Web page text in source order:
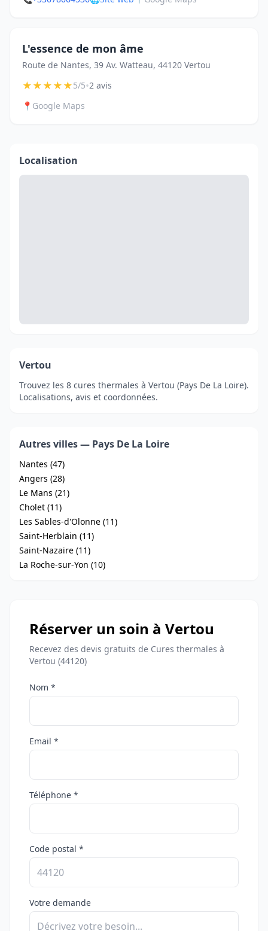
L'essence de mon âme
Route de Nantes, 39 Av. Watteau, 44120 Vertou
★★★★★5/5•2 avis
📍 Google Maps
Localisation
Vertou
Trouvez les 8 cures thermales à Vertou (Pays De La Loire).
Localisations, avis et coordonnées.
Autres villes — Pays De La Loire
Nantes (47)
Angers (28)
Le Mans (21)
Cholet (11)
Les Sables-d'Olonne (11)
Saint-Herblain (11)
Saint-Nazaire (11)
La Roche-sur-Yon (10)
Réserver un soin à Vertou
Recevez des devis gratuits de Cures thermales à
Vertou (44120)
Nom *
Email *
Téléphone *
Code postal *
Votre demande